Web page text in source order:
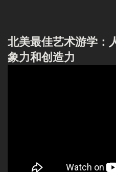
北美最佳艺术游学：
象力和创造力